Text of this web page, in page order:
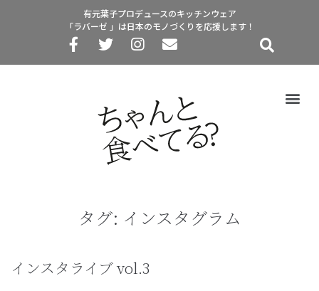
有元葉子プロデュースのキッチンウェア
「ラバーゼ 」は日本のモノづくりを応援します！
タグ: インスタグラム
インスタライブ vol.3